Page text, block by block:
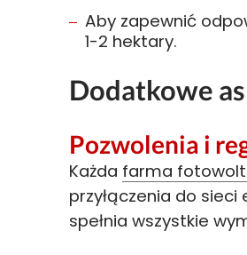
Aby zapewnić
1-2 hektary.
Dodatkowe
Pozwolenia i
Każda farma
przyłączenia do
spełnia wszystkie